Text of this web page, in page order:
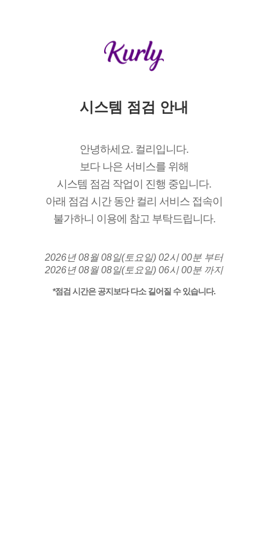
시스템 점검 안내
안녕하세요. 컬리입니다.
보다 나은 서비스를 위해
시스템 점검 작업이 진행 중입니다.
아래 점검 시간 동안 컬리 서비스 접속이
불가하니 이용에 참고 부탁드립니다.
2026년 08월 08일(토요일) 02시 00분 부터
2026년 08월 08일(토요일) 06시 00분 까지
*점검 시간은 공지보다 다소 길어질 수 있습니다.